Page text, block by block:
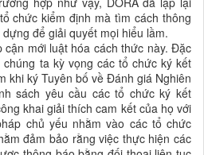
chức kiểm định mà tìm cách thông
để giải quyết mọi hiểu lầm.
cận mới luật hóa cách thức này. Đặc
chúng ta kỳ vọng các tổ chức ký kết
khi ký Tuyên bố về Đánh giá Nghiên
sách yêu cầu các tổ chức ký kết
khai giải thích cam kết của họ với
chủ yếu nhằm vào các tổ chức
đảm bảo rằng việc thực hiện các